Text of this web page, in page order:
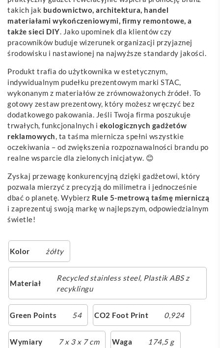
takich jak budownictwo, architektura, handel
materiałami wykończeniowymi, firmy remontowe, a
także sieci DIY. Jako upominek dla klientów czy
pracowników buduje wizerunek organizacji przyjaznej
środowisku i nastawionej na najwyższe standardy jakości.
Produkt trafia do użytkownika w estetycznym,
indywidualnym pudełku prezentowym marki STAC,
wykonanym z materiałów ze zrównoważonych źródeł. To
gotowy zestaw prezentowy, który możesz wręczyć bez
dodatkowego pakowania. Jeśli Twoja firma poszukuje
trwałych, funkcjonalnych i ekologicznych gadżetów
reklamowych, ta taśma miernicza spełni wszystkie
oczekiwania – od zwiększenia rozpoznawalności brandu po
realne wsparcie dla zielonych inicjatyw. 😊
Zyskaj przewagę konkurencyjną dzięki gadżetowi, który
pozwala mierzyć z precyzją do milimetra i jednocześnie
dbać o planetę. Wybierz Rule 5-metrową taśmę mierniczą
i zaprezentuj swoją markę w najlepszym, odpowiedzialnym
świetle!
Kolor żółty
Materiał
Recycled stainless steel, Plastik ABS z
recyklingu
Green Points 54 CO2 Foot Print 0,924
Wymiary 7 x 3 x 7 cm Waga 174,5 g